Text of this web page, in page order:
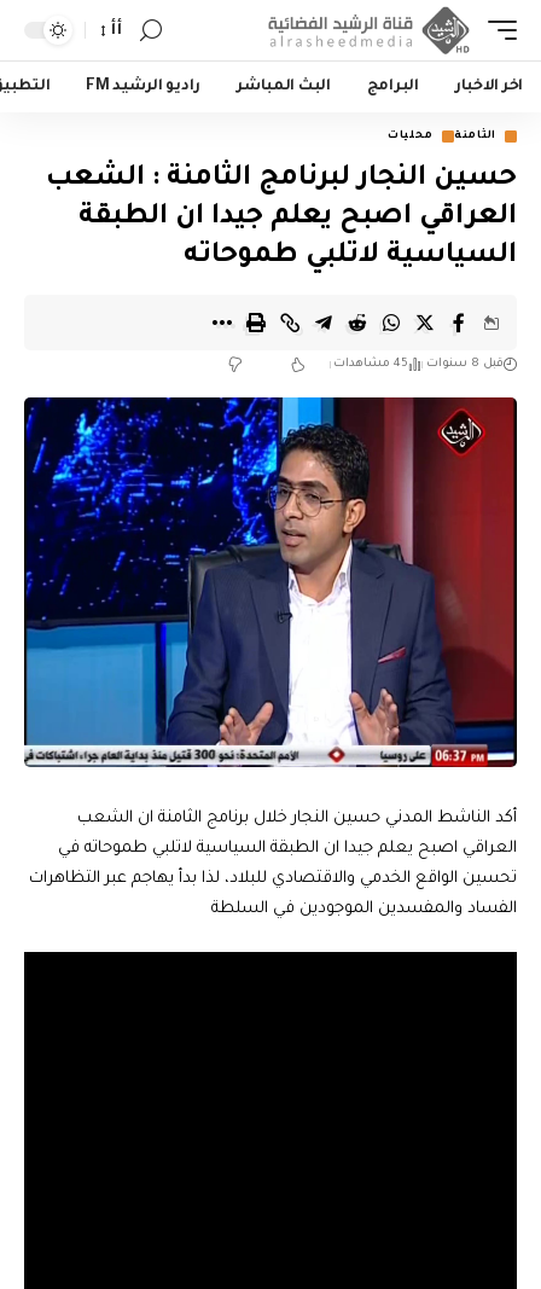
أأ
اخر الاخبار البرامج البث المباشر راديو الرشيد FM
الثامنة محليات
حسين النجار لبرنامج الثامنة : الشعب
العراقي اصبح يعلم جيدا ان الطبقة
السياسية لاتلبي طموحاته
قبل 8 سنوات 45 مشاهدات
أكد الناشط المدني حسين النجار خلال برنامج الثامنة ان الشعب
العراقي اصبح يعلم جيدا ان الطبقة السياسية لاتلبي طموحاته في
تحسين الواقع الخدمي والاقتصادي للبلاد، لذا بدأ يهاجم عبر التظاهرات
الفساد والمفسدين الموجودين في السلطة